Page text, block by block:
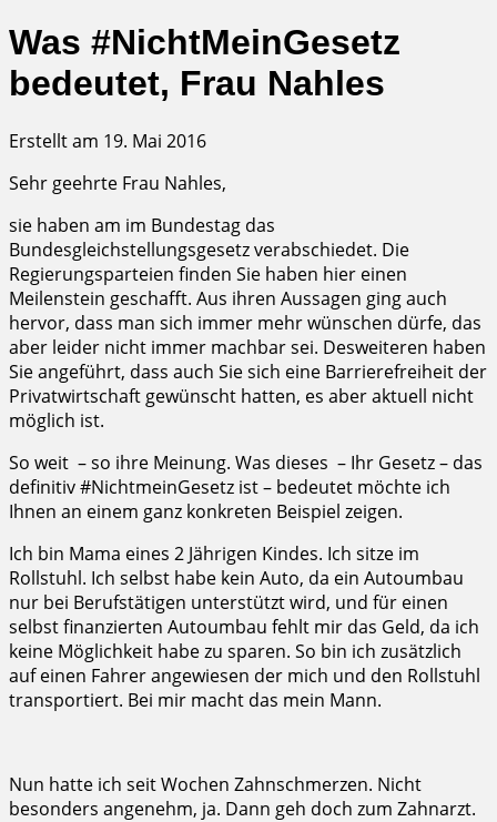
Was #NichtMeinGesetz
bedeutet, Frau Nahles
Erstellt am 19. Mai 2016
Sehr geehrte Frau Nahles,
sie haben am im Bundestag das
Bundesgleichstellungsgesetz verabschiedet. Die
Regierungsparteien finden Sie haben hier einen
Meilenstein geschafft. Aus ihren Aussagen ging auch
hervor, dass man sich immer mehr wünschen dürfe, das
aber leider nicht immer machbar sei. Desweiteren haben
Sie angeführt, dass auch Sie sich eine Barrierefreiheit der
Privatwirtschaft gewünscht hatten, es aber aktuell nicht
möglich ist.
So weit – so ihre Meinung. Was dieses – Ihr Gesetz – das
definitiv #NichtmeinGesetz ist – bedeutet möchte ich
Ihnen an einem ganz konkreten Beispiel zeigen.
Ich bin Mama eines 2 Jährigen Kindes. Ich sitze im
Rollstuhl. Ich selbst habe kein Auto, da ein Autoumbau
nur bei Berufstätigen unterstützt wird, und für einen
selbst finanzierten Autoumbau fehlt mir das Geld, da ich
keine Möglichkeit habe zu sparen. So bin ich zusätzlich
auf einen Fahrer angewiesen der mich und den Rollstuhl
transportiert. Bei mir macht das mein Mann.
Nun hatte ich seit Wochen Zahnschmerzen. Nicht
besonders angenehm, ja. Dann geh doch zum Zahnarzt.